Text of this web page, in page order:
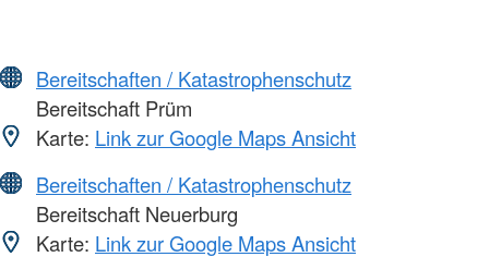
Bereitschaften / Katastrophenschutz
Bereitschaft Prüm
Karte: Link zur Google Maps Ansicht
Bereitschaften / Katastrophenschutz
Bereitschaft Neuerburg
Karte: Link zur Google Maps Ansicht